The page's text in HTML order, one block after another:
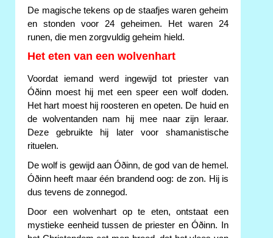
De magische tekens op de staafjes waren geheim
en stonden voor 24 geheimen. Het waren 24
runen, die men zorgvuldig geheim hield.
Het eten van een wolvenhart
Voordat iemand werd ingewijd tot priester van
Óðinn moest hij met een speer een wolf doden.
Het hart moest hij roosteren en opeten. De huid en
de wolventanden nam hij mee naar zijn leraar.
Deze gebruikte hij later voor shamanistische
rituelen.
De wolf is gewijd aan Óðinn, de god van de hemel.
Óðinn heeft maar één brandend oog: de zon. Hij is
dus tevens de zonnegod.
Door een wolvenhart op te eten, ontstaat een
mystieke eenheid tussen de priester en Óðinn. In